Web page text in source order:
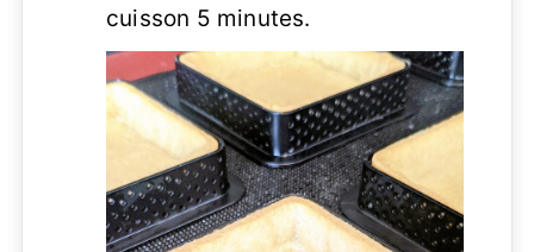
cuisson 5 minutes.